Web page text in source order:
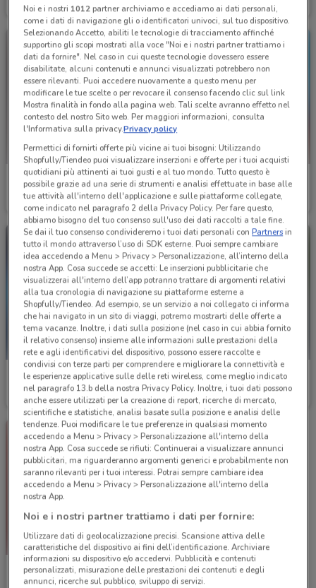
Scade il 31/10 185 m Scade il 31/10
Alpitour
Scade il 31/10 185 m
Alpitour
Scade il 31/10 185 m
Alpitour
Scade il 31/12 185 m
Alpitour
Scade il 31/12
Alpitour
Noi e i nostri 1012partner archiviamo e accediamo ai dati personali,
come i dati di navigazione gli o identificatori univoci, sul tuo dispositivo.
Selezionando Accetto, abiliti le tecnologie di tracciamento affinché
supportino gli scopi mostrati alla voce "Noi e i nostri partner trattiamo i
dati da fornire". Nel caso in cui queste tecnologie dovessero essere
disabilitate, alcuni contenuti e annunci visualizzati potrebbero non
essere rilevanti. Puoi accedere nuovamente a questo menu per
modificare le tue scelte o per revocare il consenso facendo clic sul link
Mostra finalità in fondo alla pagina web. Tali scelte avranno effetto nel
contesto del nostro Sito web. Per maggiori informazioni, consulta
l'Informativa sulla privacy.Privacy policy
Permettici di fornirti offerte più vicine ai tuoi bisogni: Utilizzando
Shopfully/Tiendeo puoi visualizzare inserzioni e offerte per i tuoi acquisti
quotidiani più attinenti ai tuoi gusti e al tuo mondo. Tutto questo è
possibile grazie ad una serie di strumenti e analisi effettuate in base alle
tue attività all'interno dell'applicazione e sulle piattaforme collegate,
come indicato nel paragrafo 2 della Privacy Policy. Per fare questo,
abbiamo bisogno del tuo consenso sull'uso dei dati raccolti a tale fine.
Se dai il tuo consenso condivideremo i tuoi dati personali conPartnersin
tutto il mondo attraverso l’uso di SDK esterne. Puoi sempre cambiare
idea accedendo a Menu > Privacy > Personalizzazione, all’interno della
nostra App. Cosa succede se accetti: Le inserzioni pubblicitarie che
visualizzerai all'interno dell’app potranno trattare di argomenti relativi
alla tua cronologia di navigazione su piattaforme esterne a
Shopfully/Tiendeo. Ad esempio, se un servizio a noi collegato ci informa
che hai navigato in un sito di viaggi, potremo mostrarti delle offerte a
tema vacanze. Inoltre, i dati sulla posizione (nel caso in cui abbia fornito
il relativo consenso) insieme alle informazioni sulle prestazioni della
rete e agli identificativi del dispositivo, possono essere raccolte e
condivisi con terze parti per comprendere e migliorare la connettività e
le esperienze applicative sulle delle reti wireless, come meglio indicato
nel paragrafo 13.b della nostra Privacy Policy. Inoltre, i tuoi dati possono
anche essere utilizzati per la creazione di report, ricerche di mercato,
scientifiche e statistiche, analisi basate sulla posizione e analisi delle
tendenze. Puoi modificare le tue preferenze in qualsiasi momento
accedendo a Menu > Privacy > Personalizzazione all'interno della
nostra App. Cosa succede se rifiuti: Continuerai a visualizzare annunci
pubblicitari, ma riguarderanno argomenti generici e probabilmente non
saranno rilevanti per i tuoi interessi. Potrai sempre cambiare idea
accedendo a Menu > Privacy > Personalizzazione all'interno della
nostra App.
Noi e i nostri partner trattiamo i dati per fornire:
Utilizzare dati di geolocalizzazione precisi. Scansione attiva delle
caratteristiche del dispositivo ai fini dell’identificazione. Archiviare
informazioni su dispositivo e/o accedervi. Pubblicità e contenuti
personalizzati, misurazione delle prestazioni dei contenuti e degli
annunci, ricerche sul pubblico, sviluppo di servizi.